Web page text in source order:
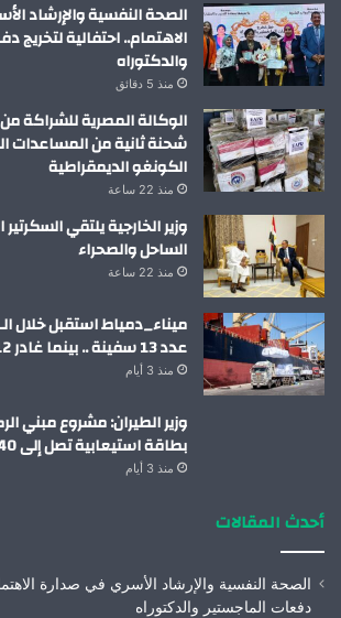
الصحة النفسية والإرشاد
الاهتمام.. احتفالية لتخريج
والدكتوراه
منذ 5 دقائق
الوكالة المصرية للشراكة
شحنة ثانية من المساعدات
الكونغو الديمقراطية
منذ 22 ساعة
وزير الخارجية يلتقي
الساحل والصحراء
منذ 22 ساعة
عدد 13 سفينة .. بينما غادر 12 سفينة
منذ 3 أيام
بطاقة استيعابية تصل إلى 40 مليون راكب سنوياً
منذ 3 أيام
أحدث المقالات
الصحة النفسية والإرشاد الأسري في صدارة
دفعات الماجستير والدكتوراه